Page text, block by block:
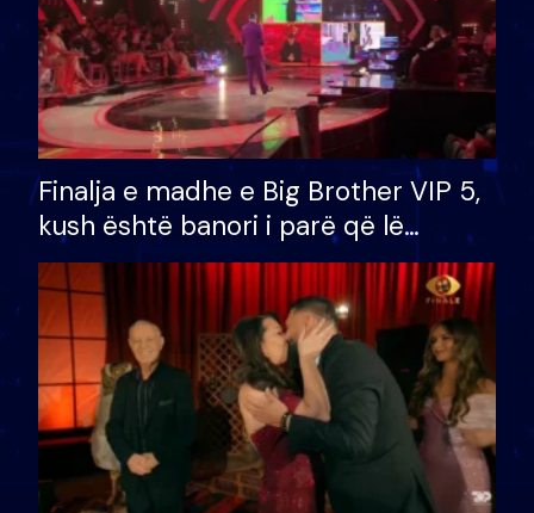
Finalja e madhe e Big Brother VIP 5,
kush është banori i parë që lë
shtëpinë dhe humb mundësinë për
të fituar çmimin e madh